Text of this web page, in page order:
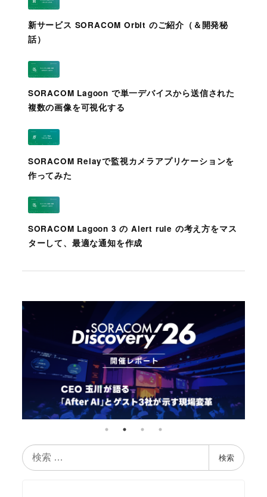
新サービス SORACOM Orbit のご紹介（＆開発秘
話）
SORACOM Lagoon で単一デバイスから送信された
複数の画像を可視化する
SORACOM Relayで監視カメラアプリケーションを
作ってみた
SORACOM Lagoon 3 の Alert rule の考え方をマス
ターして、最適な通知を作成
検
索
検索